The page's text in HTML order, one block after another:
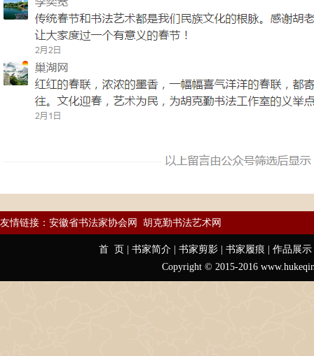
友情链接： 安徽省书法家协会网 胡克勤书法艺术网
首 页| 书家简介| 书家剪影| 书家履痕 | 作品展示
Copyright © 2015-2016